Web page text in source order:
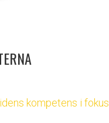
kompetens i fokus